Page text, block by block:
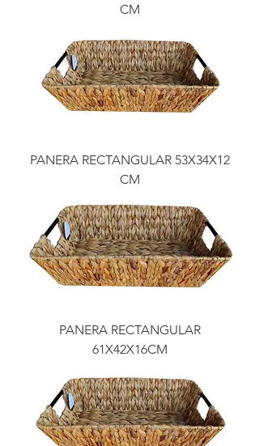
CM
PANERA RECTANGULAR 53X34X12
CM
PANERA RECTANGULAR
61X42X16CM